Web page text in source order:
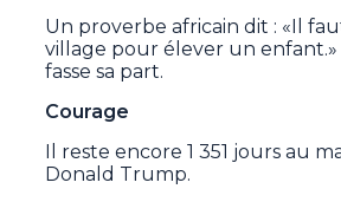
Un proverbe africain dit : «Il
village pour élever un
fasse sa part.
Courage
Il reste encore 1 351 jours au
Donald Trump.